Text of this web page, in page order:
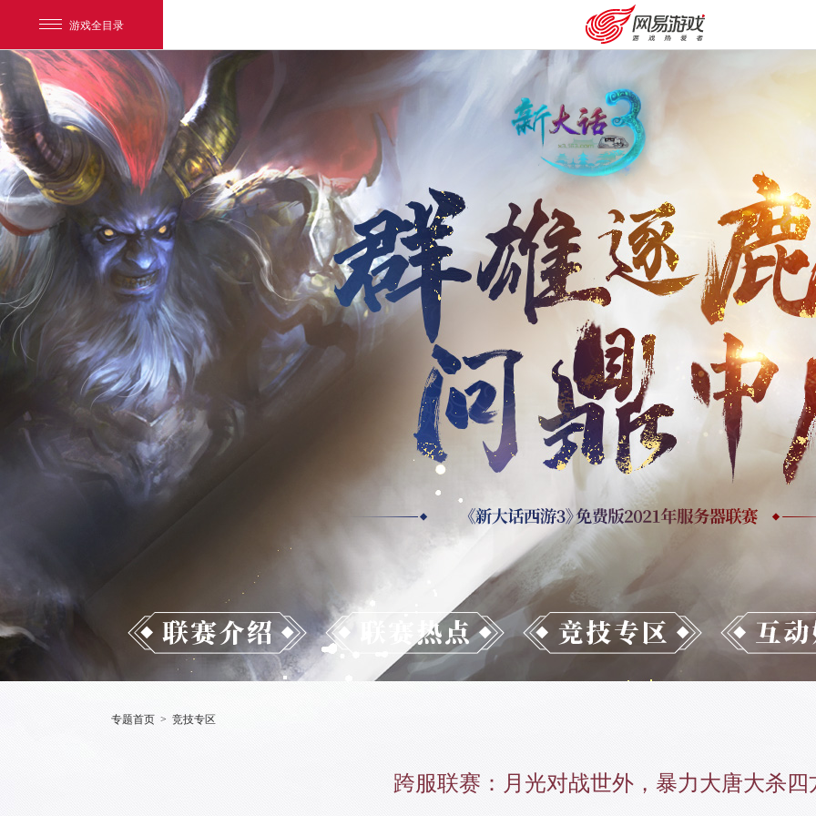
游戏全目录
网易游戏
游戏爱好者
我的足迹： 新大话3免费版
购卡充值
专题首页 > 竞技专区
跨服联赛：月光对战世外，暴力大唐大杀四